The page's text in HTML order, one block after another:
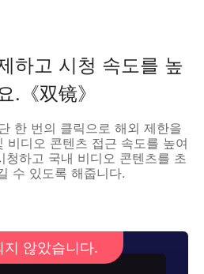
하고 시청 속도를 높
.《双镜》
한 번의 클릭으로 해외 제한을
비디오 콘텐츠 접근 속도를 높여
청하고 국내 비디오 콘텐츠를 초
수 있도록 해줍니다.
않았습니다.